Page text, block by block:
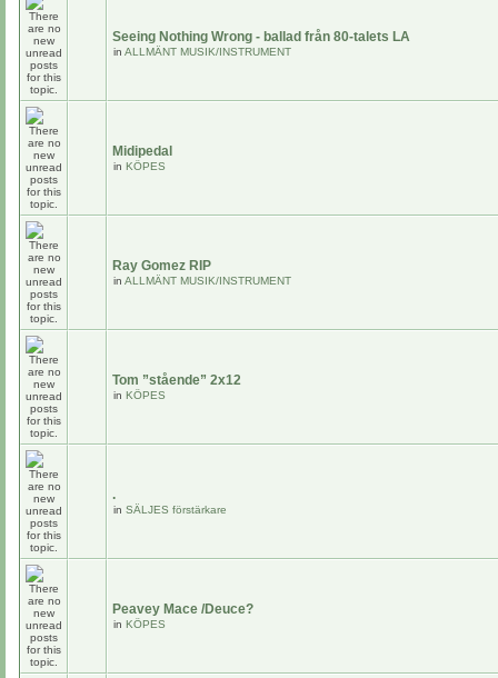
Seeing Nothing Wrong - ballad från 80-talets LA
in ALLMÄNT MUSIK/INSTRUMENT
Midipedal
in KÖPES
Ray Gomez RIP
in ALLMÄNT MUSIK/INSTRUMENT
Tom ”stående” 2x12
in KÖPES
.
in SÄLJES förstärkare
Peavey Mace /Deuce?
in KÖPES